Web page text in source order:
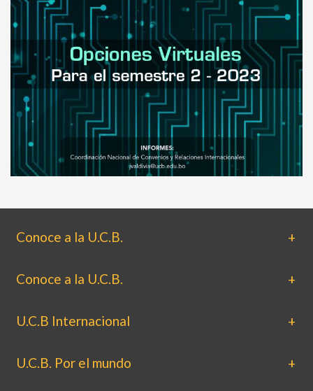
Conoce a la U.C.B.
Conoce a la U.C.B.
U.C.B Internacional
U.C.B. Por el mundo